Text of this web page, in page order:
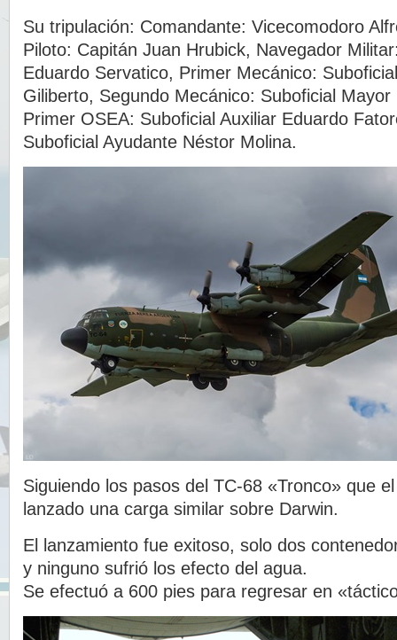
Su tripulación: Comandante: Vicecomodoro
Piloto: Capitán Juan Hrubick, Navegador
Eduardo Servatico, Primer Mecánico:
Giliberto, Segundo Mecánico: Suboficial
Primer OSEA: Suboficial Auxiliar Eduardo
Suboficial Ayudante Néstor Molina.
Siguiendo los pasos del TC-68 «Tronco» que
lanzado una carga similar sobre Darwin.
El lanzamiento fue exitoso, solo dos
y ninguno sufrió los efecto del agua.
Se efectuó a 600 pies para regresar en